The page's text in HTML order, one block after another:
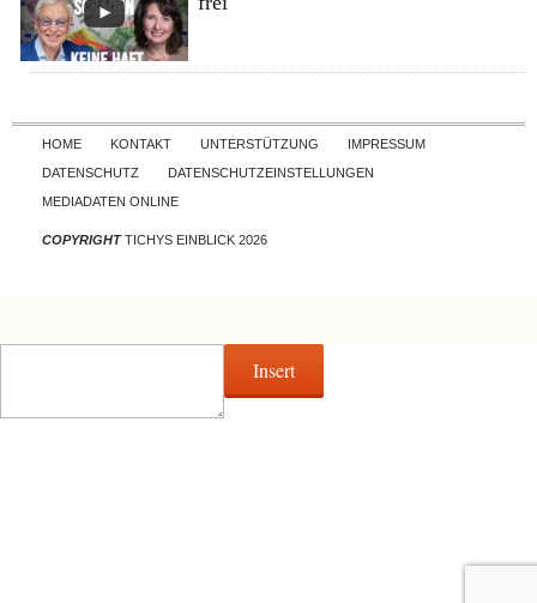
Skip to content
HOME KONTAKT UNTERSTÜTZUNG
IMPRESSUM
DATENSCHUTZ
DATENSCHUTZEINSTELLUNGEN
MEDIADATEN ONLINE
COPYRIGHTTICHYS EINBLICK 2026
Insert